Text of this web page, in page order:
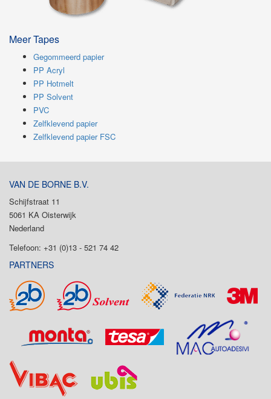
Meer Tapes
Gegommeerd papier
PP Acryl
PP Hotmelt
PP Solvent
PVC
Zelfklevend papier
Zelfklevend papier FSC
VAN DE BORNE B.V.
Schijfstraat 11
5061 KA Oisterwijk
Nederland
Telefoon: +31 (0)13 - 521 74 42
PARTNERS